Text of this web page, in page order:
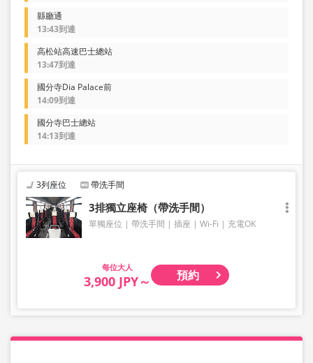
縣廳通
13:43到達
高松站高速巴士總站
13:47到達
國分寺Dia Palace前
14:09到達
國分寺巴士總站
14:13到達
3列座位 帶洗手間
3排獨立座椅（帶洗手間）
單獨座位 帶洗手間 插座 Wi-Fi 充電OK
大人
3,900 JPY～ 預約